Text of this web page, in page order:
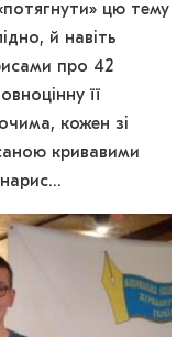
цю тему
й навіть
про 42
її
кожен зі
кривавими